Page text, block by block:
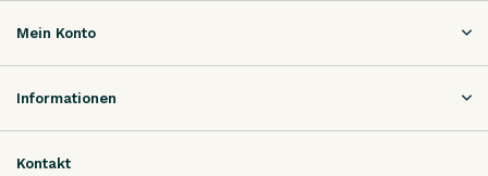
Mein Konto
Informationen
Kontakt